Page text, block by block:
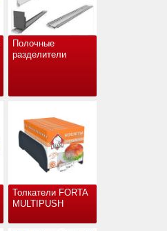
Полочные
разделители
Толкатели FORTA
MULTIPUSH